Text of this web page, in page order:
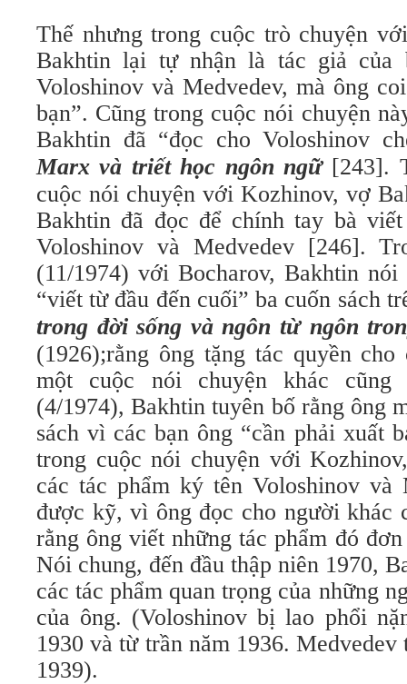
Thế nhưng trong cuộc trò chuyện
Bakhtin lại tự nhận là tác giả của
Voloshinov và Medvedev, mà ông
bạn”. Cũng trong cuộc nói chuyện
Bakhtin đã “đọc cho Voloshinov
Marx và triết học ngôn ngữ[243].
cuộc nói chuyện với Kozhinov, vợ
Bakhtin đã đọc để chính tay bà
Voloshinov và Medvedev [246].
(11/1974) với Bocharov, Bakhtin
“viết từ đầu đến cuối” ba cuốn sách
trong đời sống và ngôn từ ngôn
(1926);rằng ông tặng tác quyền
một cuộc nói chuyện khác cũng
(4/1974), Bakhtin tuyên bố rằng ông
sách vì các bạn ông “cần phải xuất
trong cuộc nói chuyện với
các tác phẩm ký tên Voloshinov và
được kỹ, vì ông đọc cho người khác
rằng ông viết những tác phẩm đó
Nói chung, đến đầu thập niên 1970,
các tác phẩm quan trọng của những
của ông. (Voloshinov bị lao phổi
1930 và từ trần năm 1936.
1939).